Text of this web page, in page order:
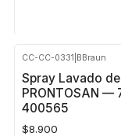
CC-CC-0331 BBraun
Spray Lavado
PRONTOSAN —
400565
$8.900